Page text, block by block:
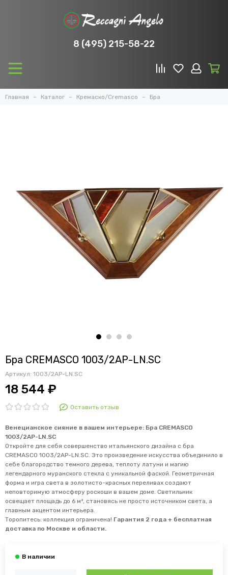
8 (495) 215-58-22
Главная Каталог Кремаско/Cremasco Бра
Бра CREMASCO 1003/2AP-LN.SC
Артикул: 1003/2AP-LN.SC
18 544 ₽
Оставить отзыв
Венецианское сияние в вашем интерьере: Бра CREMASCO
1003/2AP-LN.SC
Откройте для себя совершенство итальянского дизайна с бра
CREMASCO 1003/2AP-LN.SC. Это произведение искусства объединило в
себе благородство темного дерева, теплоту латуни и магию
легендарного муранского стекла с уникальной фаской. Геометричная
форма и игра света в золотисто-красных переливах создают
неповторимую атмосферу роскоши в вашем доме. Светильник
освещает площадь до 6 м², становясь не просто источником света, а
главным акцентом интерьера.
Торопитесь: коллекция ограничена! Гарантия 2 года + бесплатная
доставка по Москве и области.